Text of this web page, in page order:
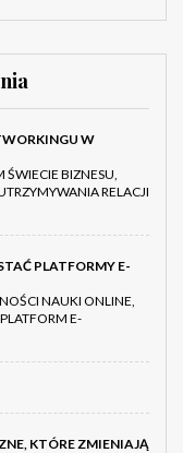
W
ŚWIECIE BIZNESU,
RELACJI
PLATFORMY E-
NAUKI ONLINE,
E-
KTÓRE ZMIENIAJĄ